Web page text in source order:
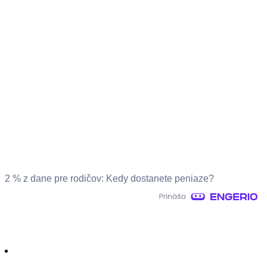
2 % z dane pre rodičov: Kedy dostanete peniaze?